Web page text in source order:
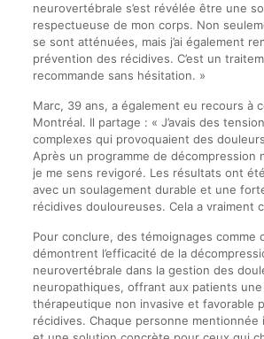
neurovertébrale s’est révélée être une
respectueuse de mon corps. Non
se sont atténuées, mais j’ai également
prévention des récidives. C’est un
recommande sans hésitation. »
Marc, 39 ans, a également eu recours à
Montréal. Il partage : « J’avais des
complexes qui provoquaient des
Après un programme de décompression
je me sens revigoré. Les résultats ont
avec un soulagement durable et une
récidives douloureuses. Cela a vraiment
Pour conclure, des témoignages comme
démontrent l’efficacité de la
neurovertébrale dans la gestion des
neuropathiques, offrant aux patients
thérapeutique non invasive et favorable
récidives. Chaque personne mentionnée